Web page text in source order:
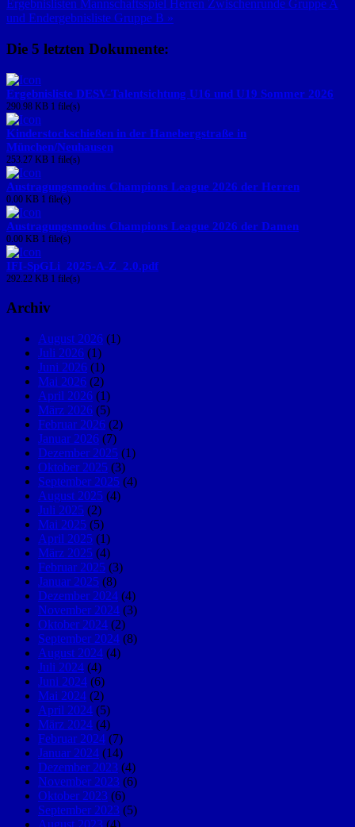
Ergebnislisten Mannschaftsspiel Herren Zwischenrunde Gruppe A
und Endergebnisliste Gruppe B »
Die 5 letzten Dokumente:
Ergebnisliste DESV-Talentsichtung U16 und U19 Sommer 2026
290.98 KB 1 file(s)
Kinderstockschießen in der Hanebergstraße in
München/Neuhausen
253.27 KB 1 file(s)
Austragungsmodus Champions League 2026 der Herren
0.00 KB 1 file(s)
Austragungsmodus Champions League 2026 der Damen
0.00 KB 1 file(s)
IFI-SpGLi_2025-A-Z_2.0.pdf
292.22 KB 1 file(s)
Archiv
August 2026 (1)
Juli 2026 (1)
Juni 2026 (1)
Mai 2026 (2)
April 2026 (1)
März 2026 (5)
Februar 2026 (2)
Januar 2026 (7)
Dezember 2025 (1)
Oktober 2025 (3)
September 2025 (4)
August 2025 (4)
Juli 2025 (2)
Mai 2025 (5)
April 2025 (1)
März 2025 (4)
Februar 2025 (3)
Januar 2025 (8)
Dezember 2024 (4)
November 2024 (3)
Oktober 2024 (2)
September 2024 (8)
August 2024 (4)
Juli 2024 (4)
Juni 2024 (6)
Mai 2024 (2)
April 2024 (5)
März 2024 (4)
Februar 2024 (7)
Januar 2024 (14)
Dezember 2023 (4)
November 2023 (6)
Oktober 2023 (6)
September 2023 (5)